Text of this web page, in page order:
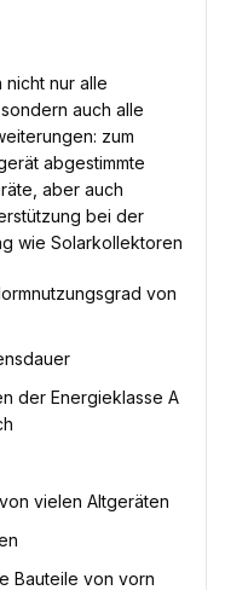
nur alle
auch alle
zum
abgestimmte
aber auch
bei der
wie Solarkollektoren
von
der Energieklasse A
vielen Altgeräten
Bauteile von vorn